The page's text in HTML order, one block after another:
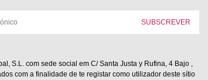
S.L. com sede social em C/ Santa Justa y Rufina, 4 Bajo ,
com a finalidade de te registar como utilizador deste sítio